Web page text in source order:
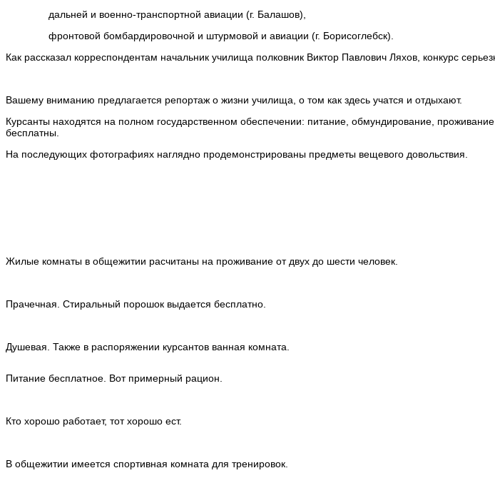
дальней и военно-транспортной авиации (г. Балашов),
фронтовой бомбардировочной и штурмовой и авиации (г. Борисоглебск).
Как рассказал корреспондентам начальник училища полковник Виктор Павлович Ляхов, конкурс
Вашему вниманию предлагается репортаж о жизни училища, о том как здесь учатся и отдыхают.
Курсанты находятся на полном государственном обеспечении: питание, обмундирование,
бесплатны.
На последующих фотографиях наглядно продемонстрированы предметы вещевого довольствия.
Жилые комнаты в общежитии расчитаны на проживание от двух до шести человек.
Прачечная. Стиральный порошок выдается бесплатно.
Душевая. Также в распоряжении курсантов ванная комната.
Питание бесплатное. Вот примерный рацион.
Кто хорошо работает, тот хорошо ест.
В общежитии имеется спортивная комната для тренировок.